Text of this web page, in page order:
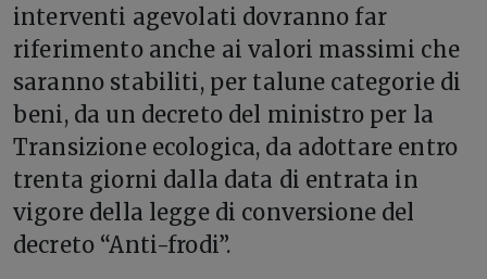
interventi agevolati dovranno far
riferimento anche ai valori massimi che
saranno stabiliti, per talune categorie di
beni, da un decreto del ministro per la
Transizione ecologica, da adottare entro
trenta giorni dalla data di entrata in
vigore della legge di conversione del
decreto “Anti-frodi”.